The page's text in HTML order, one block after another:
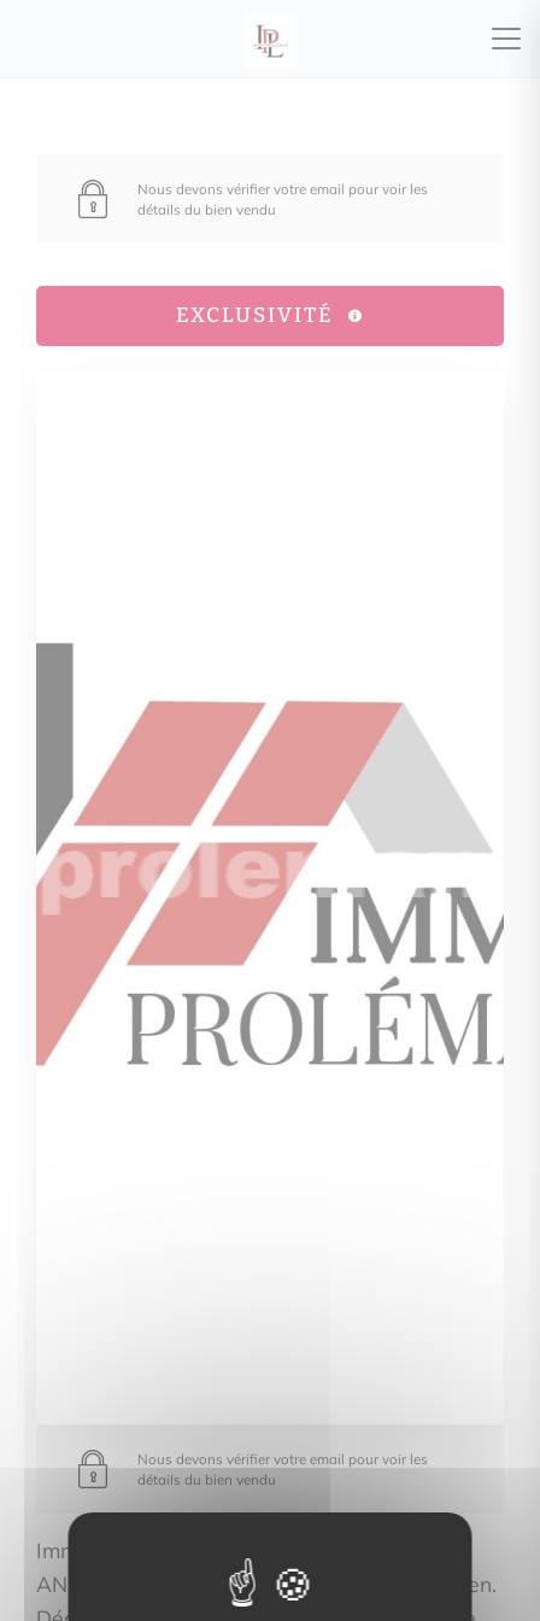
Nous devons vérifier votre email pour voir les
détails du bien vendu
EXCLUSIVITÉ
Nous devons vérifier votre email pour voir les
détails du bien vendu
Immo Proléman propose ce parking à
ANNEMASSE au prix de property.price_hidden.